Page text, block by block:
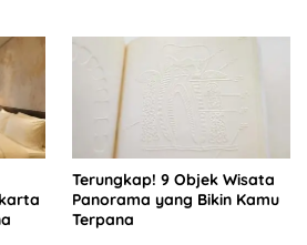
Terungkap! 9 Objek Wisata
Panorama yang Bikin Kamu
Terpana